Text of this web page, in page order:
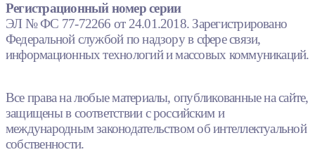
Регистрационный номер серии
ЭЛ № ФС 77-72266 от 24.01.2018. Зарегистрировано
Федеральной службой по надзору в сфере связи,
информационных технологий и массовых коммуникаций.
Все права на любые материалы, опубликованные на сайте,
защищены в соответствии с российским и
международным законодательством об интеллектуальной
собственности.